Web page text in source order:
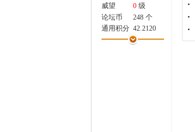
威望 0 级
论坛币
248 个
通用积分 42.2120
学术水平
0 点
•
•
•